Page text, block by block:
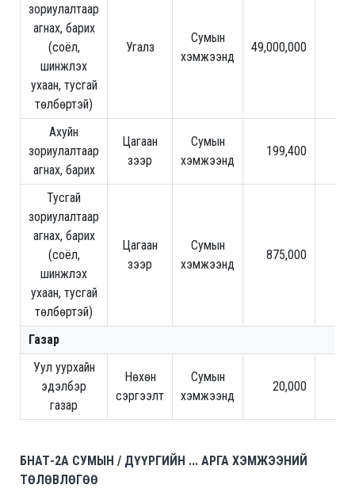
зориулалтаар
агнах, барих
(соёл,
шинжлэх
ухаан, тусгай
төлбөртэй)
Угалз
Сумын
хэмжээнд
49,000,000
Ахуйн
зориулалтаар
агнах, барих
Цагаан
зээр
Сумын
хэмжээнд
199,400
Тусгай
зориулалтаар
агнах, барих
(соёл,
шинжлэх
ухаан, тусгай
төлбөртэй)
Цагаан
зээр
Сумын
хэмжээнд
875,000
Газар
Уул уурхайн
эдэлбэр
газар
Нөхөн
сэргээлт
Сумын
хэмжээнд
20,000
БНАТ-2A СУМЫН / ДҮҮРГИЙН ... АРГА ХЭМЖЭЭНИЙ
ТӨЛӨВЛӨГӨӨ